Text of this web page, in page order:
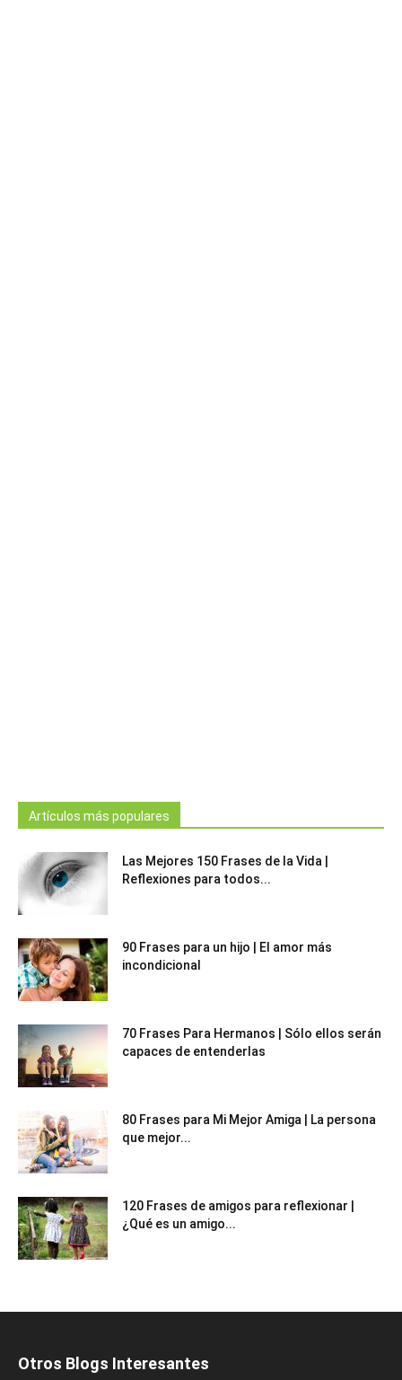
Artículos más populares
Las Mejores 150 Frases de la Vida |
Reflexiones para todos...
90 Frases para un hijo | El amor más
incondicional
70 Frases Para Hermanos | Sólo ellos serán
capaces de entenderlas
80 Frases para Mi Mejor Amiga | La persona
que mejor...
120 Frases de amigos para reflexionar |
¿Qué es un amigo...
Otros Blogs Interesantes